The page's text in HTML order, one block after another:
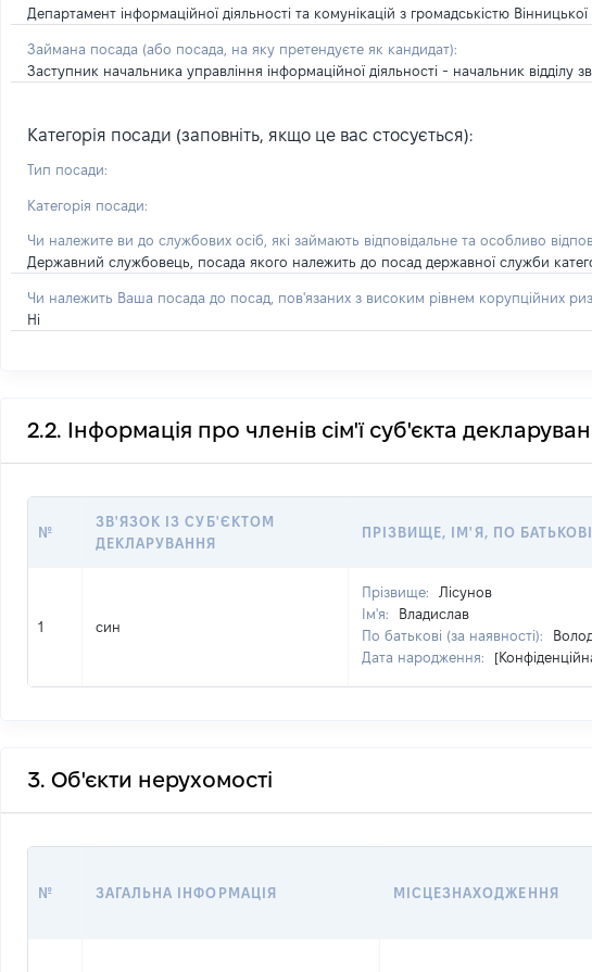
Департамент інформаційної діяльності та комунікацій з громадськістю Вінницької
Займана посада (або посада, на яку претендуєте як кандидат):
Заступник начальника управління інформаційної діяльності - начальник відділу
Категорія посади (заповніть, якщо це вас стосується):
Тип посади:
Категорія посади:
Чи належите ви до службових осіб, які займають відповідальне та особливо
Державний службовець, посада якого належить до посад державної служби
Чи належить Ваша посада до посад, пов'язаних з високим рівнем корупційних
Ні
2.2. Інформація про членів сім'ї суб'єкта
№
ЗВ'ЯЗОК ІЗ СУБ'ЄКТОМ
ДЕКЛАРУВАННЯ
ПРІЗВИЩЕ, ІМ'Я, ПО БАТЬКОВІ
1 син
Прізвище:
Лісунов
Ім'я:
Владислав
По батькові (за наявності):
Дата народження:
3. Об'єкти нерухомості
№ ЗАГАЛЬНА ІНФОРМАЦІЯ МІСЦЕЗНАХОДЖЕННЯ